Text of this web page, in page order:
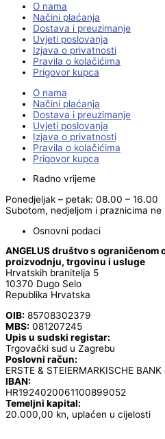
O nama
Načini plaćanja
Dostava i preuzimanje
Uvjeti poslovanja
Izjava o privatnosti
Pravila o kolačićima
Prigovor kupca
O nama
Načini plaćanja
Dostava i preuzimanje
Uvjeti poslovanja
Izjava o privatnosti
Pravila o kolačićima
Prigovor kupca
Radno vrijeme
Ponedjeljak – petak: 08.00 – 16.00
Subotom, nedjeljom i praznicima ne
Osnovni podaci
ANGELUS društvo s ograničenom
proizvodnju, trgovinu i usluge
Hrvatskih branitelja 5
10370 Dugo Selo
Republika Hrvatska
OIB: 85708302379
MBS: 081207245
Upis u sudski registar:
Trgovački sud u Zagrebu
Poslovni račun:
ERSTE & STEIERMARKISCHE BANK
IBAN:
HR1924020061100899052
Temeljni kapital:
20.000,00 kn, uplaćen u cijelosti